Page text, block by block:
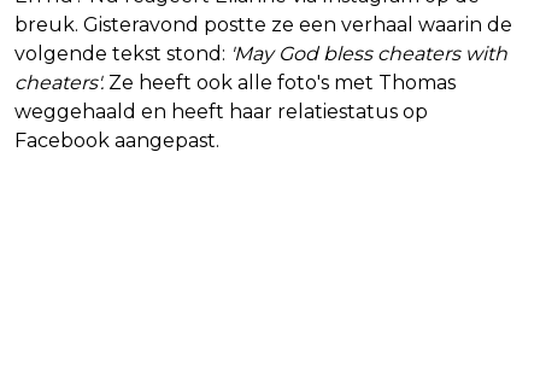
breuk. Gisteravond postte ze een verhaal waarin de
volgende tekst stond: 'May God bless cheaters with
cheaters'. Ze heeft ook alle foto's met Thomas
weggehaald en heeft haar relatiestatus op
Facebook aangepast.